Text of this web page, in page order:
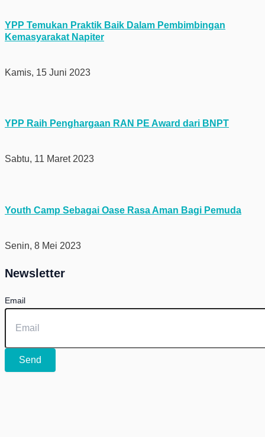
YPP Temukan Praktik Baik Dalam Pembimbingan
Kemasyarakat Napiter
Kamis, 15 Juni 2023
YPP Raih Penghargaan RAN PE Award dari BNPT
Sabtu, 11 Maret 2023
Youth Camp Sebagai Oase Rasa Aman Bagi Pemuda
Senin, 8 Mei 2023
Newsletter
Email
Send